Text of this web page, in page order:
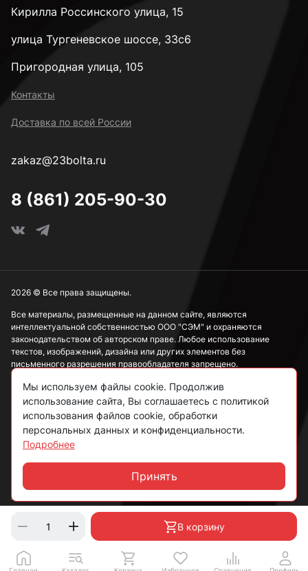
В корзину
Кирилла Россинского улица, 15
улица Тургеневское шоссе, 33с6
Пригородная улица, 105
Контакты
Доставка по всей России
zakaz@23bolta.ru
8 (861) 205-90-30
Все материалы, размещенные на данном сайте, являются
интеллектуальной собственностью ООО "СЭМ" и охраняются
законодательством об авторском праве. Любое использование
текстов, изображений, дизайна или других элементов без
письменного разрешения правообладателя запрещено.
Информация, представленная на сайте, носит исключительно
ознакомительный характер и не может рассматриваться как
публичная оферта в соответствии со ст. 437 ГК РФ.
Политика конфиденциальности
Согласие на обработку данных
Пользовательское соглашение
2026 © Все права защищены.
Мы используем файлы cookie. Продолжив
использование сайта, Вы соглашаетесь с политикой
использования файлов cookie, обработки
персональных данных и конфиденциальности.
Подробнее
Принять
Чат